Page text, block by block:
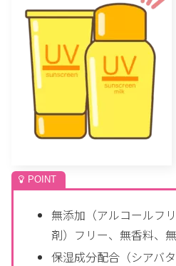
無添加（アルコールフ
剤）フリー、無香料、無
保湿成分配合（シアバタ